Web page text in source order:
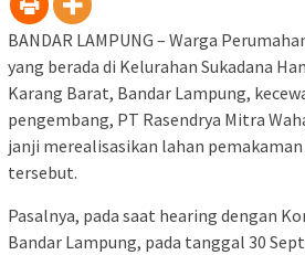
BANDAR LAMPUNG – Warga
yang berada di Kelurahan Sukadana
Karang Barat, Bandar Lampung,
pengembang, PT Rasendrya Mitra
janji merealisasikan lahan
tersebut.
Pasalnya, pada saat hearing dengan
Bandar Lampung, pada tanggal 30